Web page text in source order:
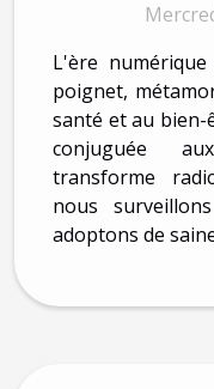
la santé
L'ère
poignet,
santé et au bien-
conjuguée
transforme
nous
adoptons de